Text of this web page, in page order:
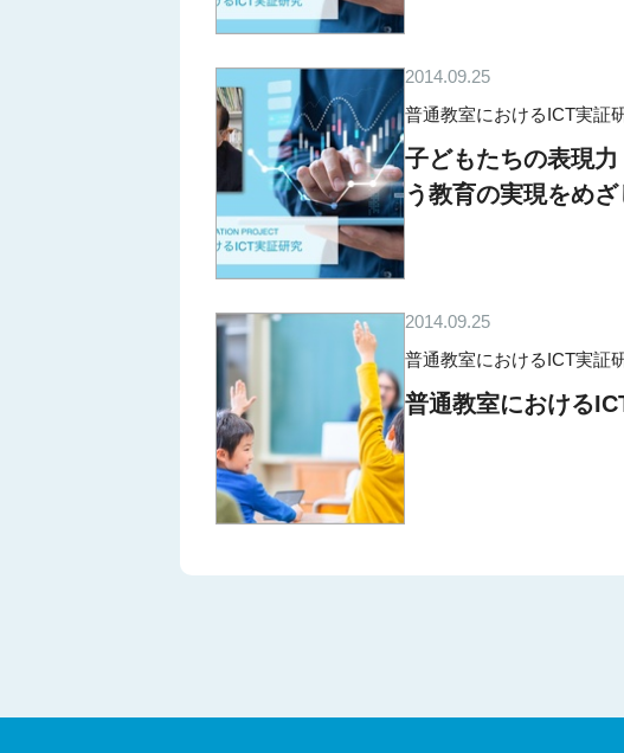
2014.09.25
普通教室におけるICT実証
子どもたちの表現
う教育の実現をめざ
2014.09.25
普通教室におけるICT実証
普通教室における